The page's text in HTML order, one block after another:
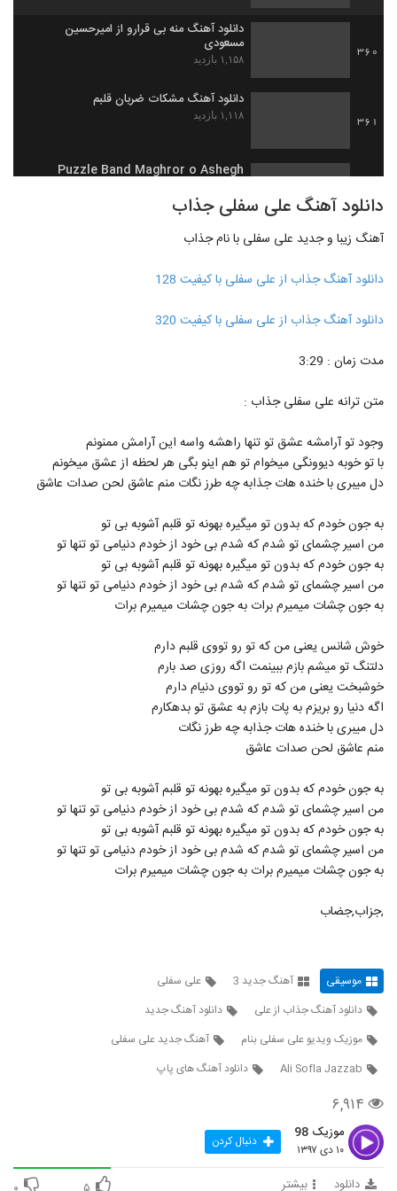
360
دانلود آهنگ منه بی قرارو از امیرحسین
مسعودی
۱,۱۵۸ بازدید
361
دانلود آهنگ مشکات ضربان قلبم
۱,۱۱۸ بازدید
Puzzle Band Maghror o Ashegh
۴۷۱ بازدید
مهدی تارخ آهنگ جاذبه
دانلود آهنگ نگارا از مهدی یغمایی به همراه
متن ترانه
365
366
دانلود آهنگ مهمونی بهار از مهدی یغمایی
۹۳۷ بازدید
367
دانلود آهنگ خلیج تا ابد ایرانی از مهدی یغمایی
به همراه متن ترانه
۵۴۴ بازدید
368
دانلود آهنگ مهدی یغمایی دلبر داشتی
(Mehdi Yaghmaei Delbar Dashti)
369
مهدی واحدی آهنگ جدایی
370
مهران احساس آهنگ عید امسال
371
Mehrab Azizi Pelke Shab
دانلود آهنگ با تو از مهران خاکباز
374
آهنگ مهران افشار بنام میبینمت
375
376
موزیک زیبای دامنه های شهر سوخته از سینا
علم
دانلود آهنگ علی سفلی جذاب
آهنگ زیبا و جدید علی سفلی با نام جذاب
دانلود آهنگ جذاب از علی سفلی با کیفیت 128
دانلود آهنگ جذاب از علی سفلی با کیفیت 320
مدت زمان : 3:29
متن ترانه علی سفلی جذاب :
وجود تو آرامشه عشق تو تنها راهشه واسه این آرامش ممنونم
با تو خوبه دیوونگی میخوام تو هم اینو بگی هر لحظه از عشق میخونم
دل میبری با خنده هات جذابه چه طرز نگات منم عاشق لحن صدات عاشق
به جون خودم که بدون تو میگیره بهونه تو قلبم آشوبه بی تو
من اسیر چشمای تو شدم که شدم بی خود از خودم دنیامی تو تنها تو
به جون خودم که بدون تو میگیره بهونه تو قلبم آشوبه بی تو
من اسیر چشمای تو شدم که شدم بی خود از خودم دنیامی تو تنها تو
به جون چشات میمیرم برات به جون چشات میمیرم برات
خوش شانس یعنی من که تو رو تووی قلبم دارم
دلتنگ تو میشم بازم ببینمت اگه روزی صد بارم
خوشبخت یعنی من که تو رو تووی دنیام دارم
اگه دنیا رو بریزم به پات بازم به عشق تو بدهکارم
دل میبری با خنده هات جذابه چه طرز نگات
منم عاشق لحن صدات عاشق
به جون خودم که بدون تو میگیره بهونه تو قلبم آشوبه بی تو
من اسیر چشمای تو شدم که شدم بی خود از خودم دنیامی تو تنها تو
به جون خودم که بدون تو میگیره بهونه تو قلبم آشوبه بی تو
من اسیر چشمای تو شدم که شدم بی خود از خودم دنیامی تو تنها تو
به جون چشات میمیرم برات به جون چشات میمیرم برات
,جزاب,جضاب
موسیقی آهنگ جدید 3
علی سفلی
دانلود آهنگ جذاب از علی
دانلود آهنگ جدید
موزیک ویدیو علی سفلی بنام
آهنگ جدید علی سفلی
Ali Sofla Jazzab
دانلود آهنگ های پاپ
۶,۹۱۴
موزیک 98
۱۰ دی ۱۳۹۷ دنبال کردن
دانلود بیشتر